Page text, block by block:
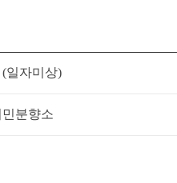
(일자미상)
분향소